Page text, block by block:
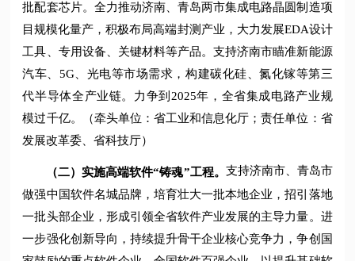
批配套芯片。全力推动济南、青岛两市集成电路晶圆制造项
目规模化量产，积极布局高端封测产业，大力发展EDA设计
工具、专用设备、关键材料等产品。支持济南市瞄准新能源
汽车、5G、光电等市场需求，构建碳化硅、氮化镓等第三
代半导体全产业链。力争到2025年，全省集成电路产业规
模过千亿。（牵头单位：省工业和信息化厅；责任单位：省
发展改革委、省科技厅）
（二）实施高端软件“铸魂”工程。 支持济南市、青岛市
做强中国软件名城品牌，培育壮大一批本地企业，招引落地
一批头部企业，形成引领全省软件产业发展的主导力量。进
一步强化创新导向，持续提升骨干企业核心竞争力，争创国